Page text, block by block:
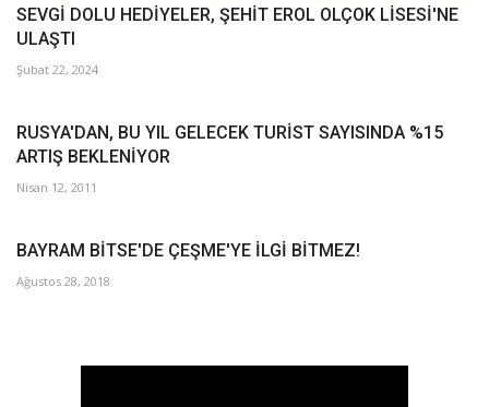
SEVGİ DOLU HEDİYELER, ŞEHİT EROL OLÇOK LİSESİ'NE
ULAŞTI
Şubat 22, 2024
RUSYA'DAN, BU YIL GELECEK TURİST SAYISINDA %15
ARTIŞ BEKLENİYOR
Nisan 12, 2011
BAYRAM BİTSE'DE ÇEŞME'YE İLGİ BİTMEZ!
Ağustos 28, 2018